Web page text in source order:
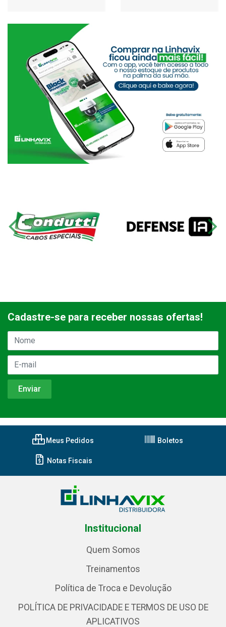
Cadastre-se para receber nossas ofertas!
Meus Pedidos Boletos
Notas Fiscais
Institucional
Quem Somos
Treinamentos
Política de Troca e Devolução
POLÍTICA DE PRIVACIDADE E TERMOS DE USO DE
APLICATIVOS